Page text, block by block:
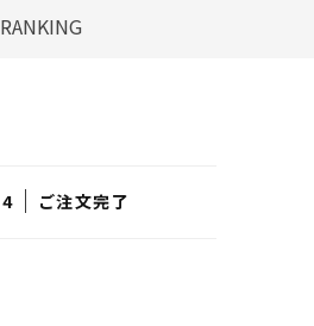
RANKING
ご注文完了